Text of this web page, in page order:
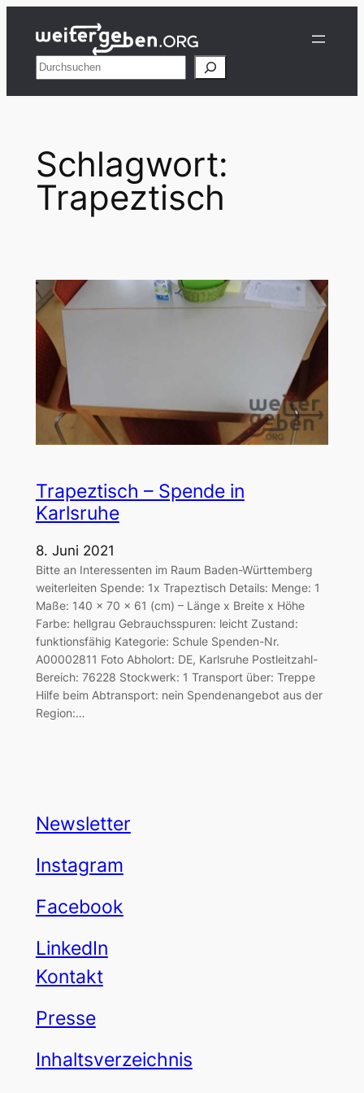
Inhalt
springenSuchen
Schlagwort:
Trapeztisch
Trapeztisch – Spende in
Karlsruhe
8. Juni 2021
Bitte an Interessenten im Raum Baden-Württemberg
weiterleiten Spende: 1x Trapeztisch Details: Menge: 1
Maße: 140 x 70 x 61 (cm) – Länge x Breite x Höhe
Farbe: hellgrau Gebrauchsspuren: leicht Zustand:
funktionsfähig Kategorie: Schule Spenden-Nr.
A00002811 Foto Abholort: DE, Karlsruhe Postleitzahl-
Bereich: 76228 Stockwerk: 1 Transport über: Treppe
Hilfe beim Abtransport: nein Spendenangebot aus der
Region:…
Newsletter
Instagram
Facebook
LinkedIn
Kontakt
Presse
Inhaltsverzeichnis